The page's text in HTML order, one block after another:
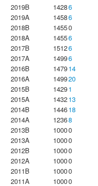
2019B
14286
2019A
14586
2018B
14550
2018A
14556
2017B
15126
2017A
14996
2016B
147914
2016A
149920
2015B
14291
2015A
143213
2014B
144618
2014A
12368
2013B
10000
2013A
10000
2012B
10000
2012A
10000
2011B
10000
2011A
10000